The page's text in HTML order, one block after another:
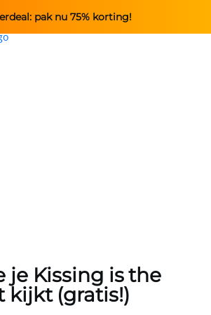
pak nu 75% korting!
je Kissing is the
kijkt (gratis!)